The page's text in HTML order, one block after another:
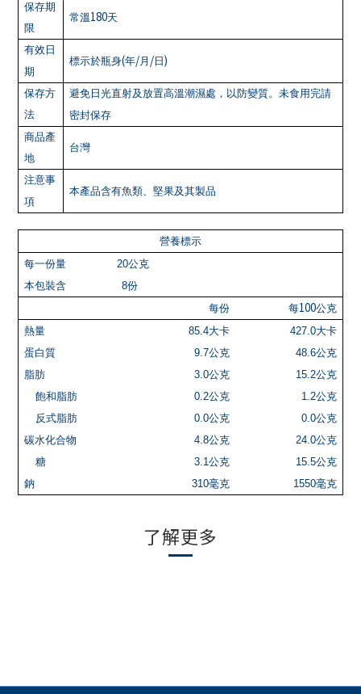
保存期
限
常溫180天
有效日
期
標示於瓶身(年/月 / 日)
保存方
法
避免日光直射及放置高溫潮濕處，以防變質。未食用完請
密封保存
商品產
地
台灣
注意事
項
本產品含有魚類、堅果及其製品
營養標示
每一份量
20公克
本包裝含
8份
每份
每100公克
熱量
85.4大卡 427.0大卡
蛋白質
9.7公克 48.6公克
脂肪
3.0公克 15.2公克
飽和脂肪
0.2公克 1.2公克
反式脂肪
0.0公克 0.0公克
碳水化合物
4.8公克 24.0公克
糖
3.1公克 15.5公克
鈉
310毫克 1550毫克
了解更多